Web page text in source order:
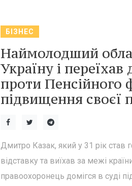
БІЗНЕС
Наймолодший
Україну і
проти Пенсійного
підвищення своєї
Дмитро Казак, який у 31 рік став
відставку та виїхав за межі
правоохоронець домігся в суді